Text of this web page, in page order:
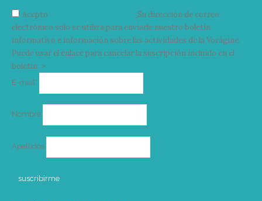
Acepto
Su dirección de correo
electrónico solo se utiliza para enviarle nuestro boletín
informativo e información sobre las actividades de la Vorágine.
Puede usar el enlace para cancelar la suscripción incluido en el
boletín. >
E-mail*
Nombre
Apellidos